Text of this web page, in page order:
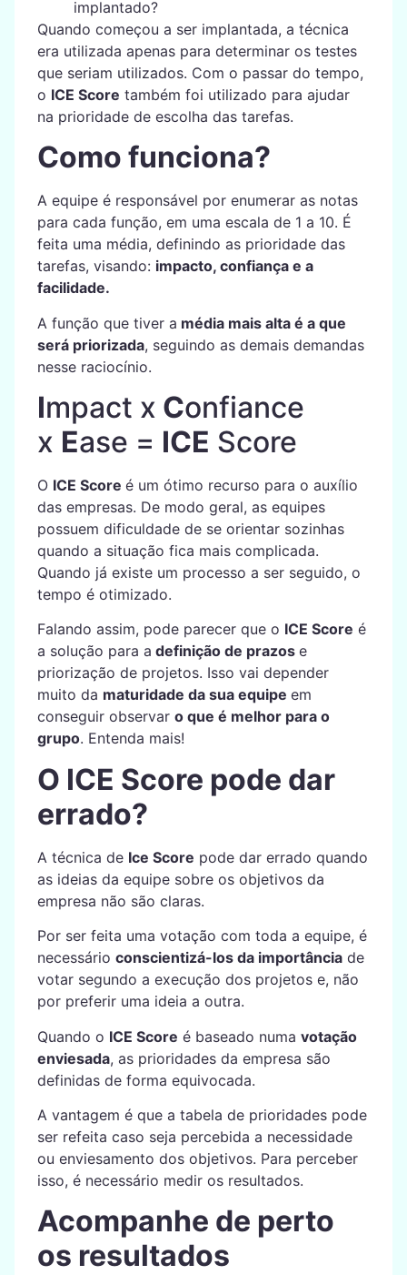
implantado?
Quando começou a ser implantada, a técnica
era utilizada apenas para determinar os testes
que seriam utilizados. Com o passar do tempo,
o ICE Score também foi utilizado para ajudar
na prioridade de escolha das tarefas.
Como funciona?
A equipe é responsável por enumerar as notas
para cada função, em uma escala de 1 a 10. É
feita uma média, definindo as prioridade das
tarefas, visando: impacto, confiança e a
facilidade.
A função que tiver a média mais alta é a que
será priorizada, seguindo as demais demandas
nesse raciocínio.
Impact x Confiance
x Ease = ICE Score
O ICE Score é um ótimo recurso para o auxílio
das empresas. De modo geral, as equipes
possuem dificuldade de se orientar sozinhas
quando a situação fica mais complicada.
Quando já existe um processo a ser seguido, o
tempo é otimizado.
Falando assim, pode parecer que o ICE Score é
a solução para a definição de prazos e
priorização de projetos. Isso vai depender
muito da maturidade da sua equipe em
conseguir observar o que é melhor para o
grupo. Entenda mais!
O ICE Score pode dar
errado?
A técnica de Ice Score pode dar errado quando
as ideias da equipe sobre os objetivos da
empresa não são claras.
Por ser feita uma votação com toda a equipe, é
necessário conscientizá-los da importânciade
votar segundo a execução dos projetos e, não
por preferir uma ideia a outra.
Quando o ICE Score é baseado numa votação
enviesada, as prioridades da empresa são
definidas de forma equivocada.
A vantagem é que a tabela de prioridades pode
ser refeita caso seja percebida a necessidade
ou enviesamento dos objetivos. Para perceber
isso, é necessário medir os resultados.
Acompanhe de perto
os resultados